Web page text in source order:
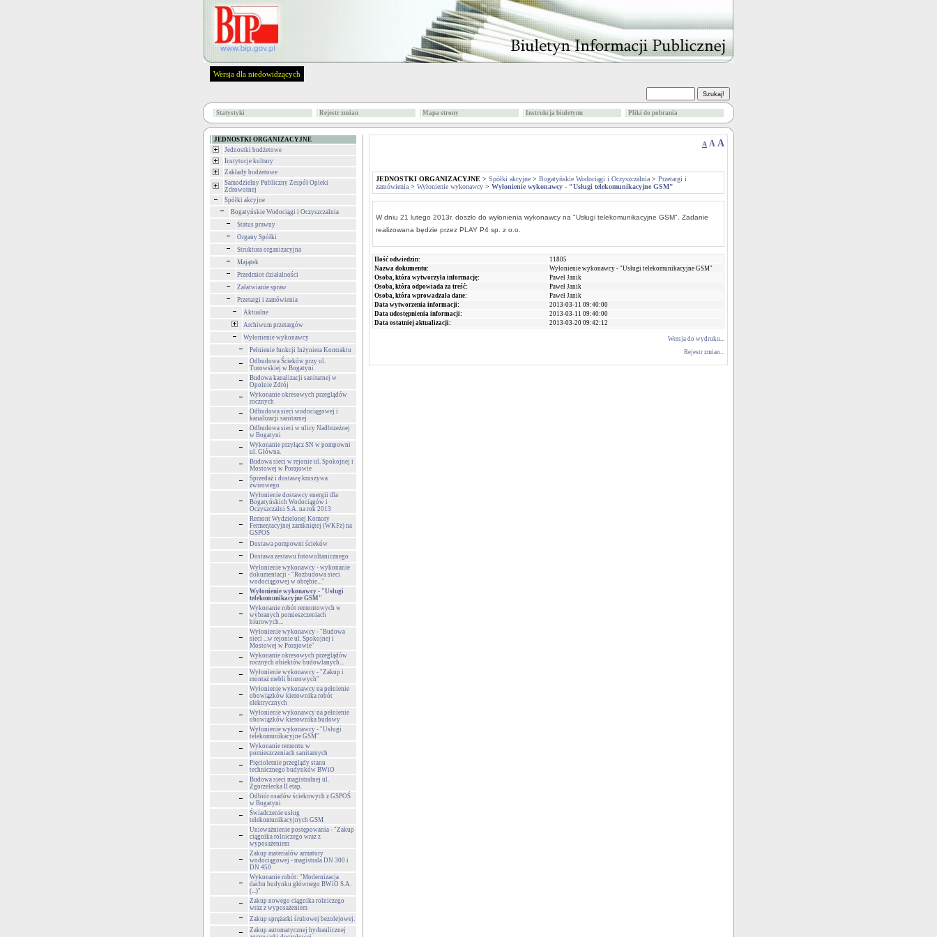
Wersja dla niedowidzących
Statystyki Rejestr zmian Mapa strony Instrukcja biuletynu Pliki do pobrania
JEDNOSTKI ORGANIZACYJNE
Jednostki budżetowe
Instytucje kultury
Zakłady budżetowe
Samodzielny Publiczny Zespół Opieki
Zdrowotnej
Spółki akcyjne
Bogatyńskie Wodociągi i Oczyszczalnia
Status prawny
Organy Spółki
Struktura organizacyjna
Majątek
Przedmiot działalności
Załatwianie spraw
Przetargi i zamówienia
Aktualne
Archiwum przetargów
Wyłonienie wykonawcy
Pełnienie funkcji Inżyniera Kontraktu
Odbudowa Ścieków przy ul.
Turowskiej w Bogatyni
Budowa kanalizacji sanitarnej w
Opolnie Zdrój
Wykonanie okresowych przeglądów
rocznych
Odbudowa sieci wodociągowej i
kanalizacji sanitarnej
Odbudowa sieci w ulicy Nadbrzeżnej
w Bogatyni
Wykonanie przyłącz SN w pompowni
ul. Główna.
Budowa sieci w rejonie ul. Spokojnej i
Mostowej w Porajowie
Sprzedaż i dostawę kruszywa
żwirowego
Wyłonienie dostawcy energii dla
Bogatyńskich Wodociągów i
Oczyszczalni S.A. na rok 2013
Remont Wydzielonej Komory
Fermentacyjnej zamkniętej (WKFz) na
GSPOŚ
Dostawa pompowni ścieków
Dostawa zestawu fotowoltanicznego
Wyłonienie wykonawcy - wykonanie
dokumentacji - "Rozbudowa sieci
wodociągowej w obrębie..."
Wyłonienie wykonawcy - "Usługi
telekomunikacyjne GSM"
Wykonanie robót remontowych w
wybranych pomieszczeniach
biurowych...
Wyłonienie wykonawcy - "Budowa
sieci ...w rejonie ul. Spokojnej i
Mostowej w Porajowie"
Wykonanie okresowych przeglądów
rocznych obiektów budowlanych...
Wyłonienie wykonawcy - "Zakup i
montaż mebli biurowych"
Wyłonienie wykonawcy na pełnienie
obowiązków kierownika robót
elektrycznych
Wyłonienie wykonawcy na pełnienie
obowiązków kierownika budowy
Wyłonienie wykonawcy - "Usługi
telekomunikacyjne GSM"
Wykonanie remontu w
pomieszczeniach sanitarnych
Pięcioletnie przeglądy stanu
technicznego budynków BWiO
Budowa sieci magistralnej ul.
Zgorzelecka II etap.
Odbiór osadów ściekowych z GSPOŚ
w Bogatyni
Świadczenie usług
telekomunikacyjnych GSM
Unieważnienie postępowania - "Zakup
ciągnika rolniczego wraz z
wyposażeniem
Zakup materiałów armatury
wodociągowej - magistrala DN 300 i
DN 450
Wykonanie robót: "Modernizacja
dachu budynku głównego BWiO S.A.
(...)"
Zakup nowego ciągnika rolniczego
wraz z wyposażeniem
Zakup sprężarki śrubowej bezolejowej.
Zakup automatycznej hydraulicznej
A A A
JEDNOSTKI ORGANIZACYJNE > Spółki akcyjne > Bogatyńskie Wodociągi i Oczyszczalnia > Przetargi i
zamówienia > Wyłonienie wykonawcy > Wyłonienie wykonawcy - "Usługi telekomunikacyjne GSM"
W dniu 21 lutego 2013r. doszło do wyłonienia wykonawcy na "Usługi telekomunikacyjne GSM". Zadanie
realizowana będzie przez PLAY P4 sp. z o.o.
Ilość odwiedzin:
11805
Nazwa dokumentu:
Wyłonienie wykonawcy - "Usługi telekomunikacyjne GSM"
Osoba, która wytworzyła informację:
Paweł Janik
Osoba, która odpowiada za treść:
Paweł Janik
Osoba, która wprowadzała dane:
Paweł Janik
Data wytworzenia informacji:
2013-03-11 09:40:00
Data udostępnienia informacji:
2013-03-11 09:40:00
Data ostatniej aktualizacji:
2013-03-20 09:42:12
Wersja do wydruku...
Rejestr zmian...